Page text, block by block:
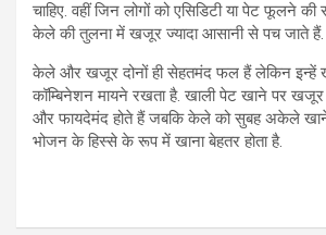
चाहिए. वहीं जिन लोगों को एसिडिटी या पेट फूलने की
केले की तुलना में खजूर ज्यादा आसानी से पच जाते हैं.
केले और खजूर दोनों ही सेहतमंद फल हैं लेकिन इन्हें
कॉम्बिनेशन मायने रखता है. खाली पेट खाने पर खजूर
और फायदेमंद होते हैं जबकि केले को सुबह अकेले
भोजन के हिस्से के रूप में खाना बेहतर होता है.